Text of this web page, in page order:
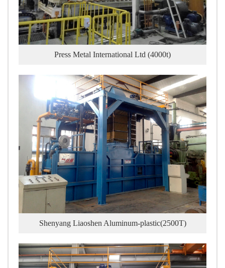
Press Metal International Ltd (4000t)
Shenyang Liaoshen Aluminum-plastic(2500T)